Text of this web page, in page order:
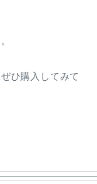
ひ購入してみて